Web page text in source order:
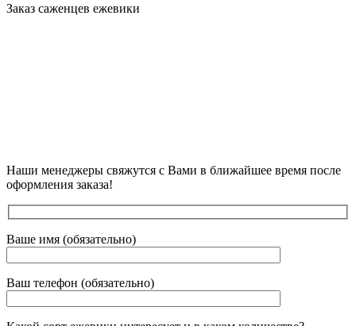
Заказ саженцев ежевики
Наши менеджеры свяжутся с Вами в ближайшее время после
оформления заказа!
Ваше имя (обязательно)
Ваш телефон (обязательно)